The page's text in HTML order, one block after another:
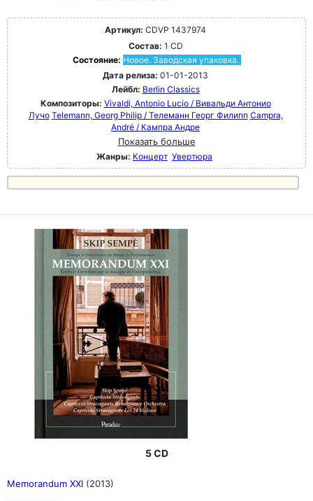
Артикул: CDVP 1437974
Состав: 1 CD
Состояние: Новое. Заводская упаковка.
Дата релиза: 01-01-2013
Лейбл: Berlin Classics
Композиторы: Vivaldi, Antonio Lucio / Вивальди Антонио
Лучо Telemann, Georg Philip / Телеманн Георг Филипп Campra,
André / Кампра Андре
Показать больше
Жанры: Концерт Увертюра
5 CD
Memorandum XXI (2013)